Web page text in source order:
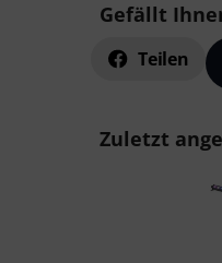
Gefällt
Teilen
Zuletzt